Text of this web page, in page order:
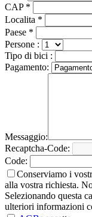
CAP *
Localita *
Paese *
Persone :
Tipo di bici :
Pagamento:
Messaggio:
Recaptcha-Code:
Code:
Conserviamo i
alla vostra richiesta.
Selezionando questa
ulteriori informazioni